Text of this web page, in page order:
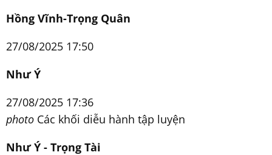
Hồng Vĩnh-Trọng Quân
27/08/2025 17:50
Như Ý
27/08/2025 17:36
photo Các khối diễu hành tập luyện
Như Ý - Trọng Tài